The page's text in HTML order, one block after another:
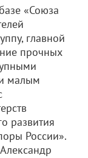
«Союза
главной
прочных
малым
развития
России».